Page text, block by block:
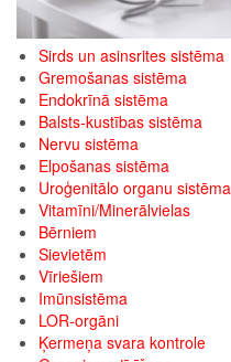
Sirds un asinsrites sistēma
Gremošanas sistēma
Endokrīnā sistēma
Balsts-kustības sistēma
Nervu sistēma
Elpošanas sistēma
Uroģenitālo organu sistēma
Vitamīni/Minerālvielas
Bērniem
Sievietēm
Vīriešiem
Imūnsistēma
LOR-orgāni
Ķermeņa svara kontrole